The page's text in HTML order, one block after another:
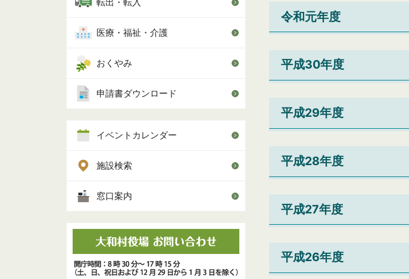
転出・転入
医療・福祉・介護
おくやみ
申請書ダウンロード
イベントカレンダー
施設検索
窓口案内
令和元年度
平成30年度
平成29年度
平成28年度
平成27年度
平成26年度